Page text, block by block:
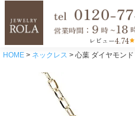
レビュー4.74
HOME ネックレス 心葉 ダイヤモン